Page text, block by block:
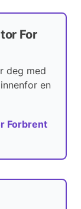
For
deg med
en
Forbrent